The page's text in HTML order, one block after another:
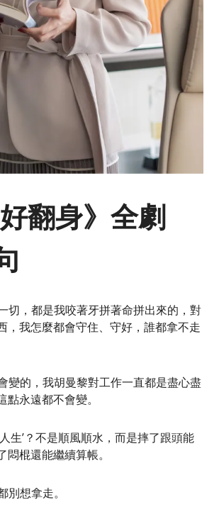
好翻身》全劇
切，都是我咬著牙拼著命拼出來的，對
，我怎麼都會守住、守好，誰都拿不走
變的，我胡曼黎對工作一直都是盡心盡
永遠都不會變。
生’？不是順風順水，而是摔了跟頭能
悶棍還能繼續算帳。
別想拿走。